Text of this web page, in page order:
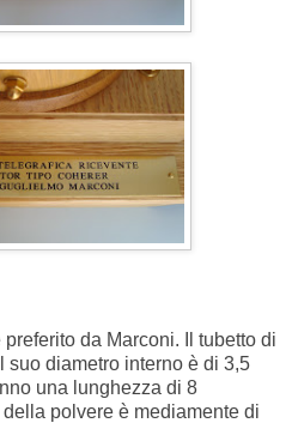
preferito da Marconi. Il tubetto di
suo diametro interno è di 3,5
una lunghezza di 8
polvere è mediamente di